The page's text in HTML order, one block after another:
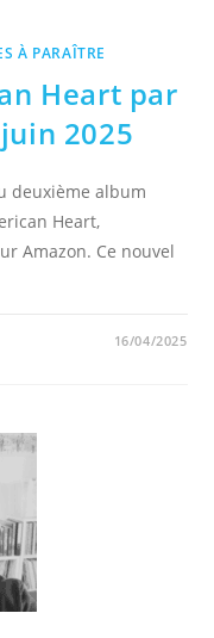
À PARAÎTRE
Heart par
2025​
deuxième album
Heart,
Amazon. Ce nouvel
16/04/2025